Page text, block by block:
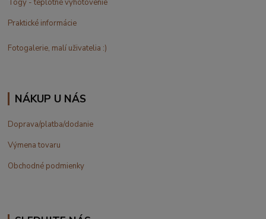
Togy - teplotné vyhotovenie
Praktické informácie
Fotogalerie, malí uživatelia :)
NÁKUP U NÁS
Doprava/platba/dodanie
Výmena tovaru
Obchodné podmienky